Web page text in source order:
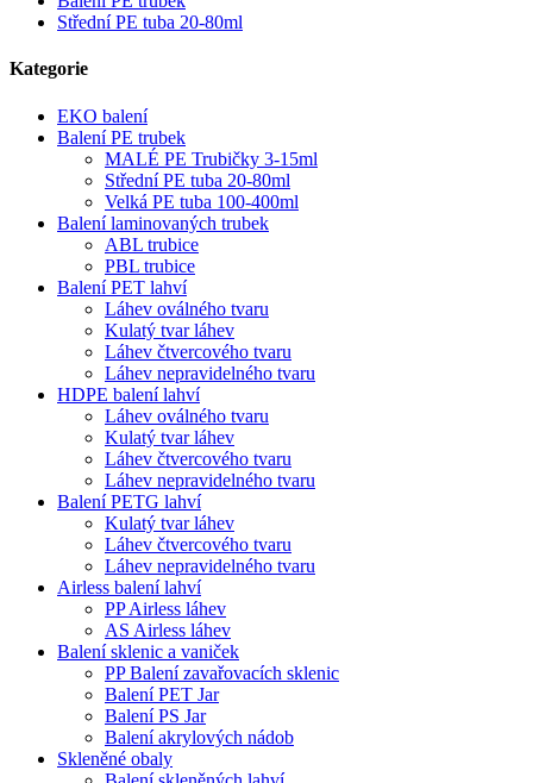
Střední PE tuba 20-80ml
Kategorie
EKO balení
Balení PE trubek
MALÉ PE Trubičky 3-15ml
Střední PE tuba 20-80ml
Velká PE tuba 100-400ml
Balení laminovaných trubek
ABL trubice
PBL trubice
Balení PET lahví
Láhev oválného tvaru
Kulatý tvar láhev
Láhev čtvercového tvaru
Láhev nepravidelného tvaru
HDPE balení lahví
Láhev oválného tvaru
Kulatý tvar láhev
Láhev čtvercového tvaru
Láhev nepravidelného tvaru
Balení PETG lahví
Kulatý tvar láhev
Láhev čtvercového tvaru
Láhev nepravidelného tvaru
Airless balení lahví
PP Airless láhev
AS Airless láhev
Balení sklenic a vaniček
PP Balení zavařovacích sklenic
Balení PET Jar
Balení PS Jar
Balení akrylových nádob
Skleněné obaly